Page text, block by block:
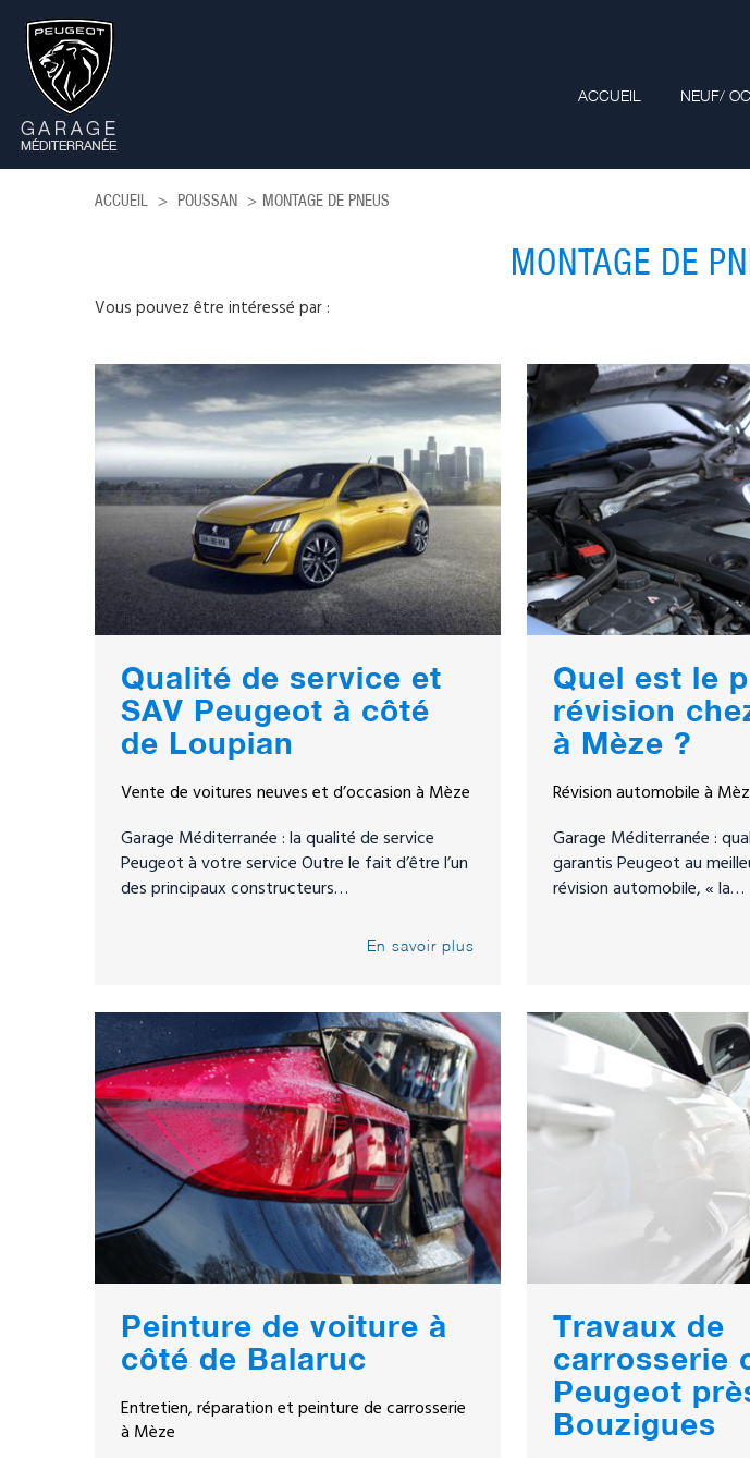
ACCUEIL NEUF/
ACCUEIL POUSSAN MONTAGE DE PNEUS
MONTAGE DE
Vous pouvez être intéressé par :
Qualité de service et
SAV Peugeot à côté
de Loupian
Vente de voitures neuves et d’occasion à Mèze
Garage Méditerranée : la qualité de service
Peugeot à votre service Outre le fait d’être l’un
des principaux constructeurs…
En savoir plus
Quel est le
révision
à Mèze ?
Révision automobile à
Garage Méditerranée :
garantis Peugeot au
révision automobile, « la…
Peinture de voiture à
côté de Balaruc
Entretien, réparation et peinture de carrosserie
à Mèze
Travaux de
carrosserie
Peugeot
Bouzigues